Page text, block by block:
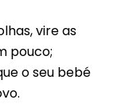
vire as
pouco;
o seu bebé